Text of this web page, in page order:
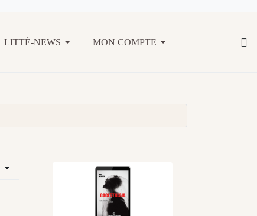
LITTÉ-NEWS MON COMPTE